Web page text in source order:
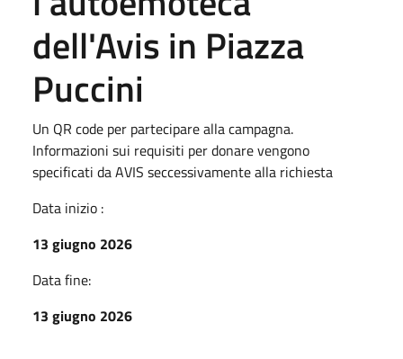
dell'Avis in Piazza
Puccini
Un QR code per partecipare alla campagna.
Informazioni sui requisiti per donare vengono
specificati da AVIS seccessivamente alla richiesta
Data inizio :
13 giugno 2026
Data fine:
13 giugno 2026